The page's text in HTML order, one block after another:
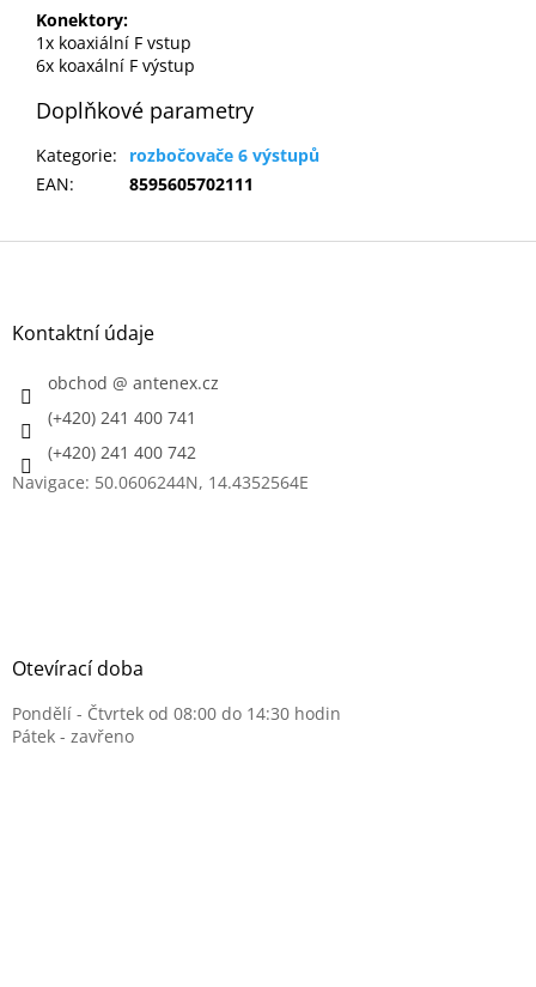
Konektory:
1x koaxiální F vstup
6x koaxální F výstup
Doplňkové parametry
Kategorie:
rozbočovače 6 výstupů
EAN: 8595605702111
Z
Kontaktní údaje
obchod @ antenex.cz
(+420) 241 400 741
(+420) 241 400 742
Navigace: 50.0606244N, 14.4352564E
Otevírací doba
Pondělí - Čtvrtek od 08:00 do 14:30 hodin
Pátek - zavřeno